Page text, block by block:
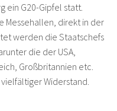
ein G20-Gipfel statt.
Messehallen, direkt in der
werden die Staatschefs
die der USA,
Großbritannien etc.
Widerstand.